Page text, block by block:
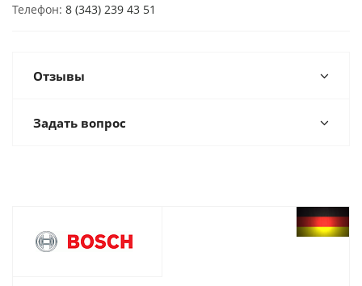
Телефон: 8 (343) 239 43 51
Отзывы
Задать вопрос